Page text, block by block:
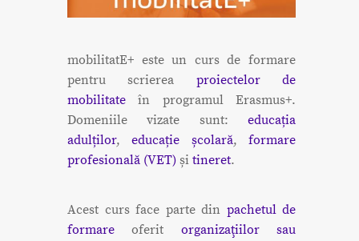
mobilitatE+ este un curs de formare
pentru scrierea proiectelor de
mobilitate în programul Erasmus+.
Domeniile vizate sunt: educația
adulților,educație școlară,formare
profesională (VET) și tineret.
Acest curs face parte din pachetul de
formare oferit organizaţiilor sau